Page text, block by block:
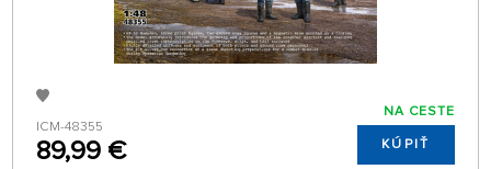
ICM-48355
89,99 €
NA CESTE
KÚPIŤ